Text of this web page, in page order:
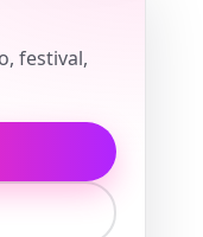
festival,